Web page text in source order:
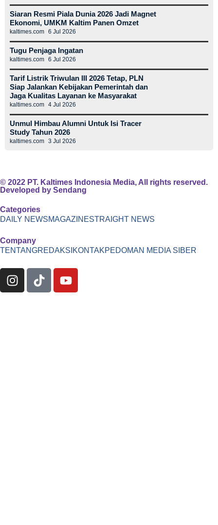
Siaran Resmi Piala Dunia 2026 Jadi Magnet
Ekonomi, UMKM Kaltim Panen Omzet
kaltimes.com 6 Jul 2026
Tugu Penjaga Ingatan
kaltimes.com 6 Jul 2026
Tarif Listrik Triwulan III 2026 Tetap, PLN
Siap Jalankan Kebijakan Pemerintah dan
Jaga Kualitas Layanan ke Masyarakat
kaltimes.com 4 Jul 2026
Unmul Himbau Alumni Untuk Isi Tracer
Study Tahun 2026
kaltimes.com 3 Jul 2026
© 2022 PT. Kaltimes Indonesia Media, All rights reserved.
Developed by Sendang
Categories
DAILY NEWSMAGAZINESTRAIGHT NEWS
Company
TENTANGREDAKSI KONTAKPEDOMAN MEDIA SIBER